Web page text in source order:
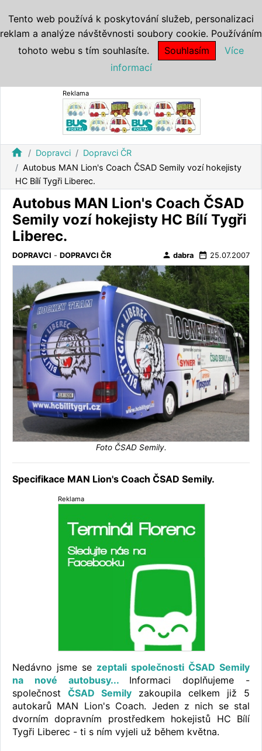
Reklama
home Dopravci
Dopravci ČR
Autobus MAN Lion's Coach ČSAD Semily vozí hokejisty
HC Bílí Tygři Liberec.
Autobus MAN Lion's Coach ČSAD
Semily vozí hokejisty HC Bílí Tygři
Liberec.
DOPRAVCI - DOPRAVCI ČR person dabra date_range 25.07.2007
Foto ČSAD Semily.
Specifikace MAN Lion's Coach ČSAD Semily.
Reklama
Nedávno jsme se zeptali společnosti ČSAD Semily
na nové autobusy... Informaci doplňujeme -
společnost ČSAD Semily zakoupila celkem již 5
autokarů MAN Lion's Coach. Jeden z nich se stal
dvorním dopravním prostředkem hokejistů HC Bílí
Tygři Liberec - ti s ním vyjeli už během května.
Tento web používá k poskytování služeb, personalizaci
reklam a analýze návštěvnosti soubory cookie. Používáním
tohoto webu s tím souhlasíte.
Souhlasím
Více
informací